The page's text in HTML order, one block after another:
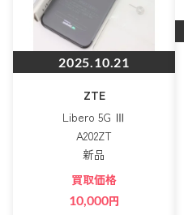
2025.10.21
ZTE
Libero 5G Ⅲ
A202ZT
新品
買取価格
10,000円